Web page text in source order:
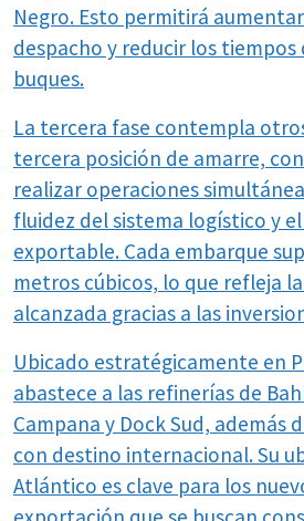
Negro. Esto permitirá
despacho y reducir los tiempos
buques.
La tercera fase contempla
tercera posición de amarre,
realizar operaciones
fluidez del sistema logístico y
exportable. Cada embarque
metros cúbicos, lo que refleja
alcanzada gracias a las
Ubicado estratégicamente en
abastece a las refinerías de
Campana y Dock Sud, además
con destino internacional. Su
Atlántico es clave para los